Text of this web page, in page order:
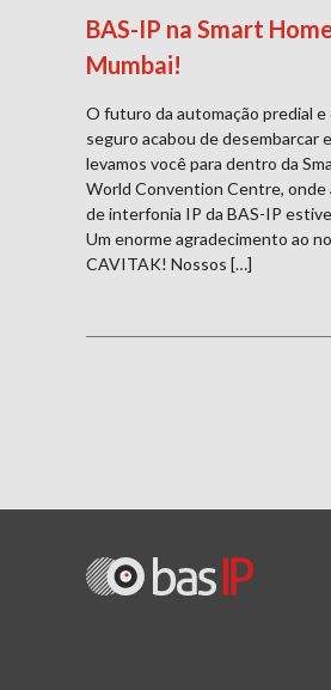
BAS-IP na Smart
Mumbai!
O futuro da automação predial
seguro acabou de desembarcar
levamos você para dentro da
World Convention Centre, onde
de interfonia IP da BAS-IP
Um enorme agradecimento ao
CAVITAK! Nossos […]